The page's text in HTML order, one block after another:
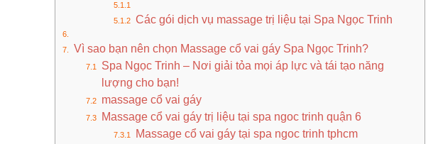
Các gói dịch vụ massage trị liệu tại Spa Ngọc Trinh
Vì sao bạn nên chọn Massage cổ vai gáy Spa Ngọc Trinh?
Spa Ngọc Trinh – Nơi giải tỏa mọi áp lực và tái tạo năng
lượng cho bạn!
massage cổ vai gáy
Massage cổ vai gáy trị liệu tại spa ngoc trinh quận 6
​Massage cổ vai gáy tại spa ngoc trinh tphcm